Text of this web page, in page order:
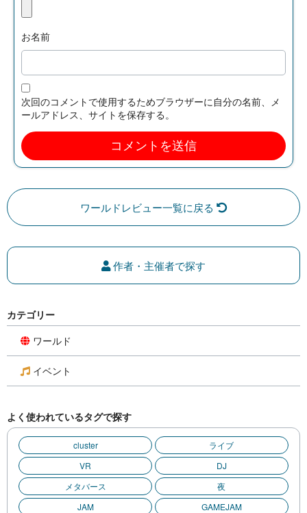
お名前
次回のコメントで使用するためブラウザーに自分の名前、メ
ールアドレス、サイトを保存する。
ワールドレビュー一覧に戻る
作者・主催者で探す
カテゴリー
ワールド
イベント
よく使われているタグで探す
cluster
ライブ
VR
DJ
メタバース
夜
JAM
GAMEJAM